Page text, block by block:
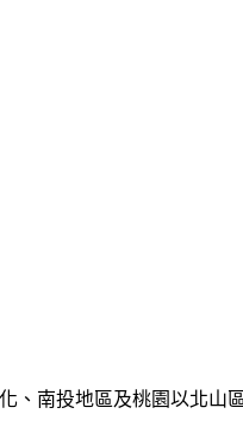
、南投地區及桃園以北